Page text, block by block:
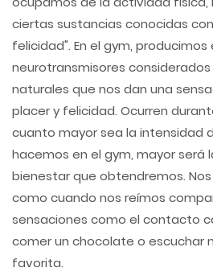
ciertas sustancias conocidas
felicidad". En el gym, producimos
neurotransmisores
naturales que nos dan una
placer y felicidad. Ocurren
cuanto mayor sea la intensidad
hacemos en el gym, mayor será
bienestar que obtendremos.
como cuando nos reímos
sensaciones como el contacto
comer un chocolate o escuchar
favorita.